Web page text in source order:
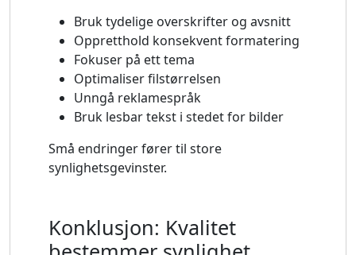
Bruk tydelige overskrifter og avsnitt
Oppretthold konsekvent formatering
Fokuser på ett tema
Optimaliser filstørrelsen
Unngå reklamespråk
Bruk lesbar tekst i stedet for bilder
Små endringer fører til store
synlighetsgevinster.
Konklusjon: Kvalitet